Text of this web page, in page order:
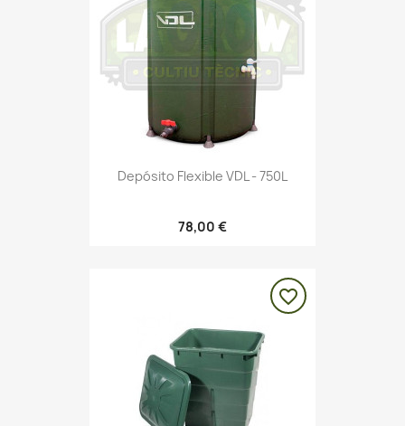
Depósito Flexible VDL - 750L
78,00 €
favorite_border